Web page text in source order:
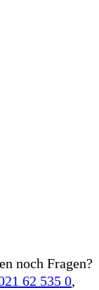
noch Fragen?
62 535 0,